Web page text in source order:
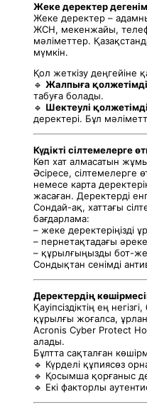
Жеке деректер
Жеке деректер –
ЖСН, мекенжайы,
мәліметтер.
мүмкін.
Қол жеткізу деңгейіне
🔹 Жалпыға
табуға болады.
🔹 Шектеулі
деректері. Бұл
Күдікті сілтемелерге
Көп хат алмасатын
Әсіресе, сілтемелерге
немесе карта
жасаған. Деректерді
Сондай-ақ, хаттағы
бағдарлама:
– жеке деректеріңізді
– пернетақтадағы
– құрылғыңызды бот-
Сондықтан сенімді
Деректердің
Қауіпсіздіктің ең
құрылғы жоғалса,
Acronis Cyber Protect
алады.
Бұлтта сақталған
🔹 Күрделі құпиясөз
🔹 Қосымша қорғаныс
🔹 Екі факторлы